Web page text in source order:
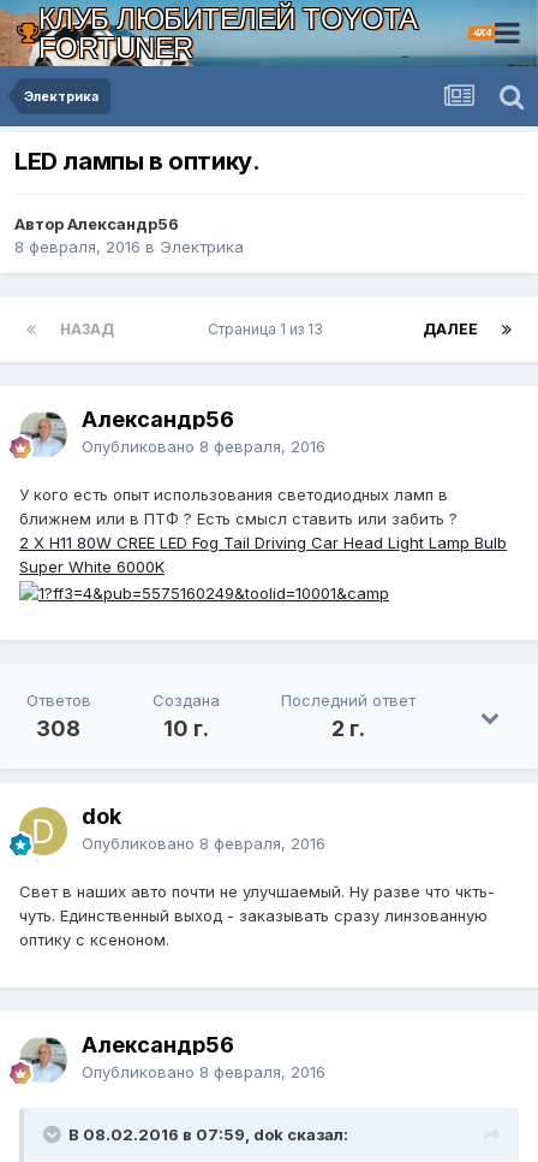
КЛУБ ЛЮБИТЕЛЕЙ TOYOTA
FORTUNER
4X4
Электрика
LED лампы в оптику.
Автор Александр56
8 февраля, 2016 в Электрика
НАЗАД ДАЛЕЕ
Страница 1 из 13
Александр56
Опубликовано 8 февраля, 2016
У кого есть опыт использования светодиодных ламп в
ближнем или в ПТФ ? Есть смысл ставить или забить ?
2 X H11 80W CREE LED Fog Tail Driving Car Head Light Lamp Bulb
Super White 6000K
Ответов
308
Создана
10 г.
Последний ответ
2 г.
dok
Опубликовано 8 февраля, 2016
Свет в наших авто почти не улучшаемый. Ну разве что чкть-
чуть. Единственный выход - заказывать сразу линзованную
оптику с ксеноном.
Александр56
Опубликовано 8 февраля, 2016
В 08.02.2016 в 07:59, dok сказал: